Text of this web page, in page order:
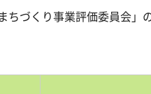
づくり事業評価委員会」